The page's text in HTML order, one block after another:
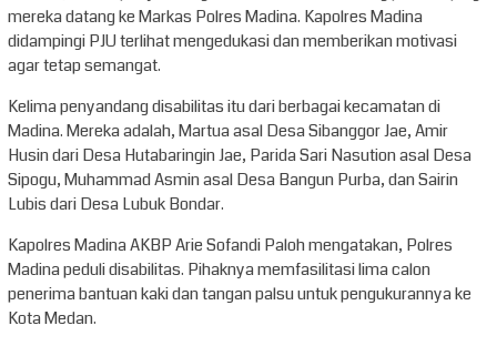
mereka datang ke Markas Polres Madina. Kapolres Madina
didampingi PJU terlihat mengedukasi dan memberikan motivasi
agar tetap semangat.
Kelima penyandang disabilitas itu dari berbagai kecamatan di
Madina. Mereka adalah, Martua asal Desa Sibanggor Jae, Amir
Husin dari Desa Hutabaringin Jae, Parida Sari Nasution asal Desa
Sipogu, Muhammad Asmin asal Desa Bangun Purba, dan Sairin
Lubis dari Desa Lubuk Bondar.
Kapolres Madina AKBP Arie Sofandi Paloh mengatakan, Polres
Madina peduli disabilitas. Pihaknya memfasilitasi lima calon
penerima bantuan kaki dan tangan palsu untuk pengukurannya ke
Kota Medan.